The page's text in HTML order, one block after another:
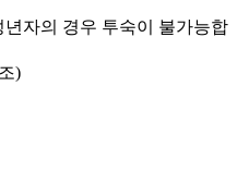
자의 경우 투숙이 불가능합
)